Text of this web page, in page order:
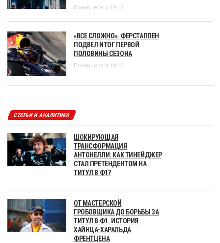
Позавчера в 19:12
«ВСЕ СЛОЖНО». ФЕРСТАППЕН
ПОДВЕЛ ИТОГ ПЕРВОЙ
ПОЛОВИНЫ СЕЗОНА
Позавчера в 18:15
СТАТЬИ И АНАЛИТИКА
ШОКИРУЮЩАЯ
ТРАНСФОРМАЦИЯ
АНТОНЕЛЛИ: КАК ТИНЕЙДЖЕР
СТАЛ ПРЕТЕНДЕНТОМ НА
ТИТУЛ В Ф1?
ОТ МАСТЕРСКОЙ
ГРОБОВЩИКА ДО БОРЬБЫ ЗА
ТИТУЛ В Ф1. ИСТОРИЯ
ХАЙНЦА-ХАРАЛЬДА
ФРЕНТЦЕНА